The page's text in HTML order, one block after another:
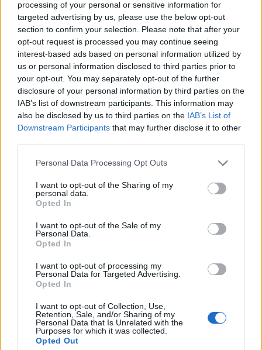
processing of your personal or sensitive information for
targeted advertising by us, please use the below opt-out
section to confirm your selection. Please note that after your
opt-out request is processed you may continue seeing
interest-based ads based on personal information utilized by
us or personal information disclosed to third parties prior to
your opt-out. You may separately opt-out of the further
disclosure of your personal information by third parties on the
IAB’s list of downstream participants. This information may
also be disclosed by us to third parties on the IAB’s List of
Downstream Participants that may further disclose it to other
Personal Data Processing Opt Outs
I want to opt-out of the Sharing of my
personal data.
Opted In
I want to opt-out of the Sale of my
Personal Data.
Opted In
I want to opt-out of processing my
Personal Data for Targeted Advertising.
Opted In
I want to opt-out of Collection, Use,
Retention, Sale, and/or Sharing of my
Personal Data that Is Unrelated with the
Purposes for which it was collected.
Opted Out
26/11/2024
GUERRA
“Non mollate, continuate a
resistere”. L'Occidente infiamma
l'Ucraina e bandisce l'oro russo
26/06/2022
TRIONFO SUL TATAMI
primo oro italiano con Vito
24/07/2021
ORO DA INVESTIMENTO
OREGOLDSAFE: come acquistare
prezzi vicini a quelli di Borsa
30/11/2020
BOOM SUI MERCATI
Incidente o attentato, Beirut fa